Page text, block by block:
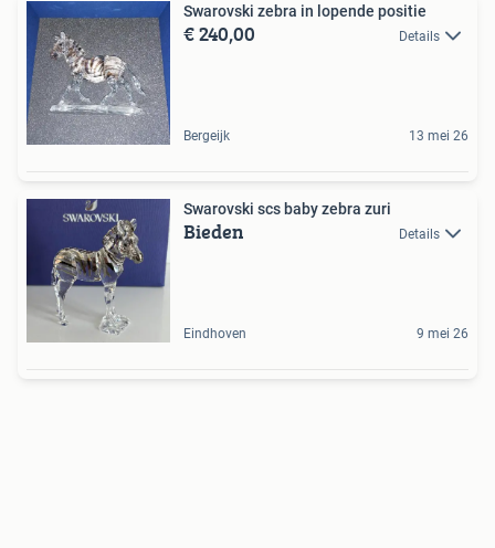
Swarovski zebra in lopende positie
€ 240,00 Details
Bergeijk 13 mei 26
Swarovski scs baby zebra zuri
Bieden Details
Eindhoven 9 mei 26